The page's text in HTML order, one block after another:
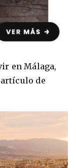
inglés
en Málaga,
artículo de